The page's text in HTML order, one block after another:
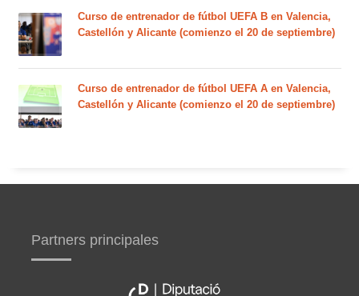
Curso de entrenador de fútbol UEFA B en Valencia,
Castellón y Alicante (comienzo el 20 de septiembre)
Curso de entrenador de fútbol UEFA A en Valencia,
Castellón y Alicante (comienzo el 20 de septiembre)
Partners principales